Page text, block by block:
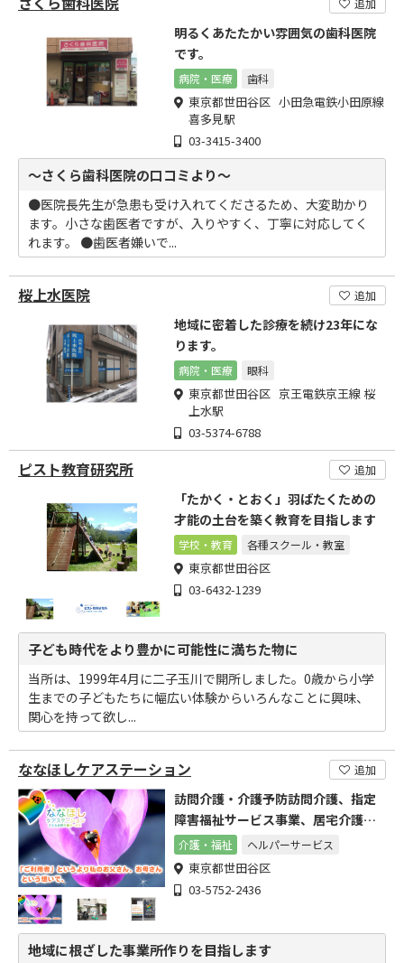
明るくあたたかい雰囲気の歯科医院
です。
病院・医療 歯科
東京都世田谷区 小田急電鉄小田原線
喜多見駅
03-3415-3400
～さくら歯科医院の口コミより～
●医院長先生が急患も受け入れてくださるため、大変助かり
ます。小さな歯医者ですが、入りやすく、丁寧に対応してく
れます。 ●歯医者嫌いで...
桜上水医院 追加
地域に密着した診療を続け23年にな
ります。
病院・医療 眼科
東京都世田谷区 京王電鉄京王線 桜
上水駅
03-5374-6788
ピスト教育研究所 追加
「たかく・とおく」羽ばたくための
才能の土台を築く教育を目指します
学校・教育 各種スクール・教室
東京都世田谷区
03-6432-1239
子ども時代をより豊かに可能性に満ちた物に
当所は、1999年4月に二子玉川で開所しました。0歳から小学
生までの子どもたちに幅広い体験からいろんなことに興味、
関心を持って欲し...
ななほしケアステーション 追加
訪問介護・介護予防訪問介護、指定
障害福祉サービス事業、居宅介護支
援介護・福祉 ヘルパーサービス
東京都世田谷区
03-5752-2436
地域に根ざした事業所作りを目指します